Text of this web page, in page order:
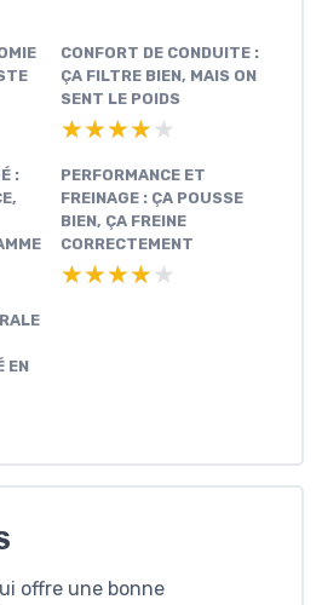
CONFORT DE CONDUITE :
ÇA FILTRE BIEN, MAIS ON
SENT LE POIDS
★★★★★
★★★★★
:
PERFORMANCE ET
FREINAGE : ÇA POUSSE
BIEN, ÇA FREINE
CORRECTEMENT
★★★★★
★★★★★
EN
offre une bonne